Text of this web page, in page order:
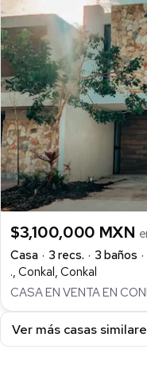
$3,100,000 MXN
Casa
3 recs. 3 baños
., Conkal, Conkal
CASA EN VENTA EN
Ver más casas